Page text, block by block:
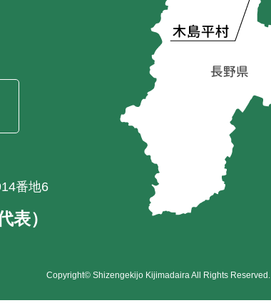
番地6
表）
Copyright© Shizengekijo Kijimadaira All Rights Reserved.